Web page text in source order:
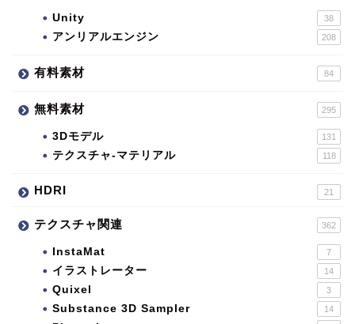
Unity 38
アンリアルエンジン 208
有料素材 84
無料素材 295
3Dモデル 131
テクスチャ-マテリアル 118
HDRI 21
テクスチャ関連 362
InstaMat 7
イラストレーター 14
Quixel 3
Substance 3D Sampler 14